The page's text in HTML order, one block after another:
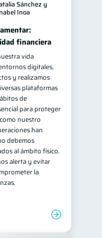
Sánchez y
Inoa
financiera
vida
digitales,
y realizamos
plataformas
de
para proteger
nuestro
han
debemos
al ámbito físico.
alerta y evitar
la